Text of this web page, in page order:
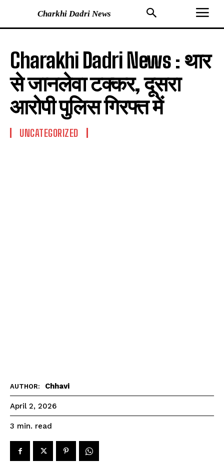
Charkhi Dadri News
Charakhi Dadri News : थार
से जानलेवा टक्कर, दूसरा
आरोपी पुलिस गिरफ्त में
UNCATEGORIZED
AUTHOR: Chhavi
April 2, 2026
3 min. read